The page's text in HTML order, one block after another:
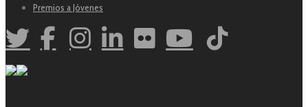
Premios a Jóvenes